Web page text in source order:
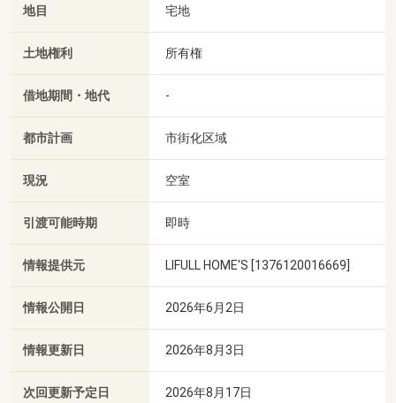
地目 宅地
土地権利 所有権
借地期間・地代 -
都市計画 市街化区域
現況 空室
引渡可能時期 即時
情報提供元 LIFULL HOME'S [1376120016669]
情報公開日 2026年6月2日
情報更新日 2026年8月3日
次回更新予定日 2026年8月17日